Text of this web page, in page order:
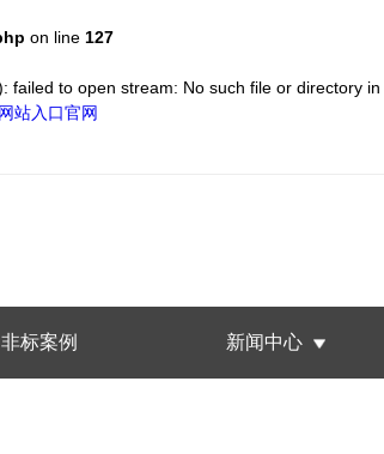
on line 127
failed to open stream: No such file or directory in
站入口官网
非标案例 新闻中心